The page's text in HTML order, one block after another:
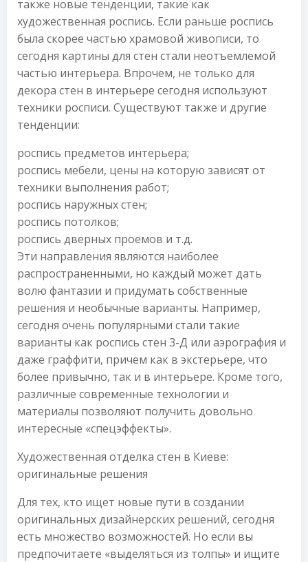
также новые тенденции, такие как
художественная роспись. Если раньше роспись
была скорее частью храмовой живописи, то
сегодня картины для стен стали неотъемлемой
частью интерьера. Впрочем, не только для
декора стен в интерьере сегодня используют
техники росписи. Существуют также и другие
тенденции:
роспись предметов интерьера;
роспись мебели, цены на которую зависят от
техники выполнения работ;
роспись наружных стен;
роспись потолков;
роспись дверных проемов и т.д.
Эти направления являются наиболее
распространенными, но каждый может дать
волю фантазии и придумать собственные
решения и необычные варианты. Например,
сегодня очень популярными стали такие
варианты как роспись стен 3-Д или аэрография и
даже граффити, причем как в экстерьере, что
более привычно, так и в интерьере. Кроме того,
различные современные технологии и
материалы позволяют получить довольно
интересные «спецэффекты».
Художественная отделка стен в Киеве:
оригинальные решения
Для тех, кто ищет новые пути в создании
оригинальных дизайнерских решений, сегодня
есть множество возможностей. Но если вы
предпочитаете «выделяться из толпы» и ищите